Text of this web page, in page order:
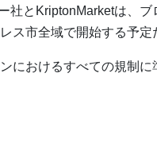
社とKriptonMarketは、
ス市全域で開始する予定
におけるすべての規制